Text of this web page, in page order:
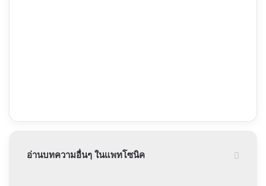
อ่านบทความอื่นๆ ในแพทโซนิค